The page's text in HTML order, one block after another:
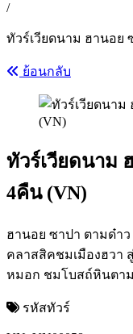
/
ทัวร์เวียดนาม ฮานอย
ย้อนกลับ
ทัวร์เวียดนาม
4คืน (VN)
ฮานอย ซาปา ตามด๋า
คลาสสิคชมเมืองฮวา
หมอก ชมโบสถ์หินตา
รหัสทัวร์